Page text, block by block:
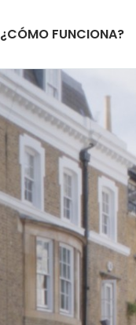
¿CÓMO FUNCIONA?